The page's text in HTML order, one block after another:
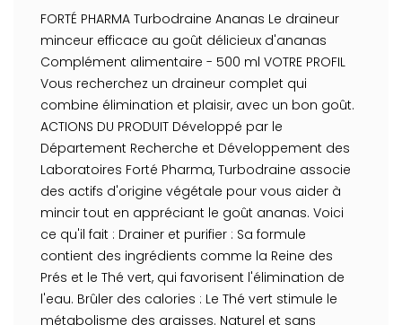
FORTÉ PHARMA Turbodraine Ananas Le draineur
minceur efficace au goût délicieux d'ananas
Complément alimentaire - 500 ml VOTRE PROFIL
Vous recherchez un draineur complet qui
combine élimination et plaisir, avec un bon goût.
ACTIONS DU PRODUIT Développé par le
Département Recherche et Développement des
Laboratoires Forté Pharma, Turbodraine associe
des actifs d'origine végétale pour vous aider à
mincir tout en appréciant le goût ananas. Voici
ce qu'il fait : Drainer et purifier : Sa formule
contient des ingrédients comme la Reine des
Prés et le Thé vert, qui favorisent l'élimination de
l'eau. Brûler des calories : Le Thé vert stimule le
métabolisme des graisses. Naturel et sans